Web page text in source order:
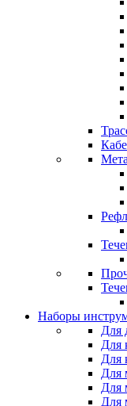
Наборы
Для
Для
Для
Для
Для
Для